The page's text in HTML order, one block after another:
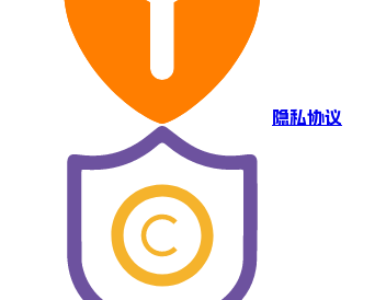
隐私协议